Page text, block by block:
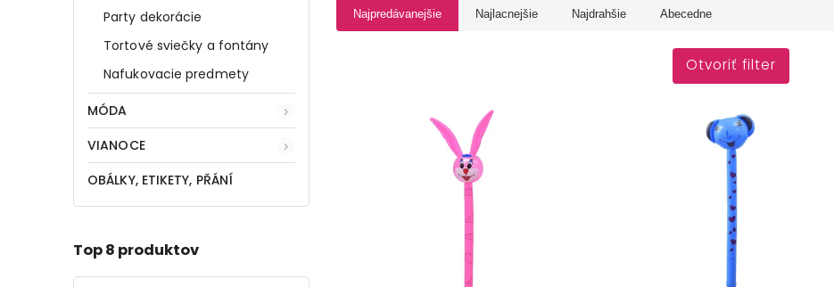
Party dekorácie
Tortové sviečky a fontány
Nafukovacie predmety
MÓDA
VIANOCE
OBÁLKY, ETIKETY, PŘÁNÍ
Top 8 produktov
Najpredávanejšie Najlacnejšie Najdrahšie Abecedne
Otvoriť filter